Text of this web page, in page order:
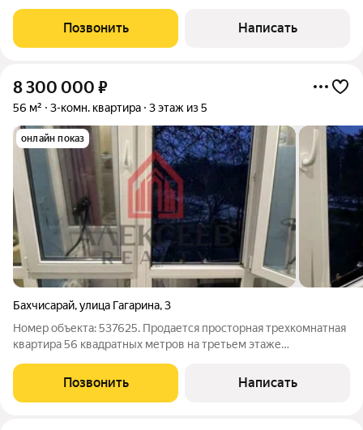
идеальным современным ремонтом и полностью оставленной
мебелью для самых взыскательных
Позвонить Написать
8 300 000 ₽
56 м² 3-комн. квартира 3 этаж из 5
онлайн показ
Бахчисарай,улица Гагарина,3
Номер объекта: 537625. Продается просторная трехкомнатная
квартира 56 квадратных метров на третьем этаже
качества для тех, кто ценит комфорт без лишних хлопот. Вас
ждет свежий современный ремонт,
Позвонить Написать